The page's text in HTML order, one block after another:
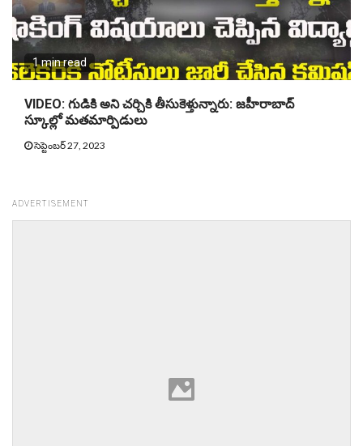
1 min read
VIDEO: గుడికి అని చర్చికి తీసుకెళ్తున్నారు: జహీరాబాద్
స్కూల్లో మతమార్పిడులు
సెప్టెంబర్ 27, 2023
ADVERTISEMENT